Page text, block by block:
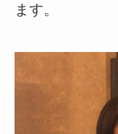
ます。